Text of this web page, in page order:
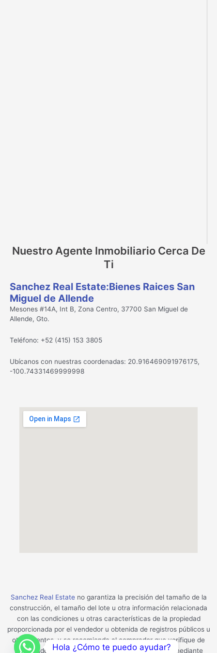
Nuestro Agente Inmobiliario Cerca De
Ti
Sanchez Real Estate:Bienes Raices San
Miguel de Allende
Mesones #14A, Int B, Zona Centro, 37700 San Miguel de
Allende, Gto.
Teléfono: +52 (415) 153 3805
Ubícanos con nuestras coordenadas: 20.916469091976175,
-100.74331469999998
Sanchez Real Estateno garantiza la precisión del tamaño de la
construcción, el tamaño del lote u otra información relacionada
con las condiciones u otras características de la propiedad
proporcionada por el vendedor u obtenida de registros públicos u
otras fuentes, y se recomienda al comprador que verifique de
forma independiente la precisión de la información mediante
Hola ¿Cómo te puedo ayudar?